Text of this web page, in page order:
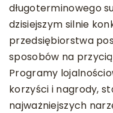
długoterminowego
dzisiejszym silnie
przedsiębiorstwa
sposobów na
Programy
korzyści i nagrody,
najważniejszych